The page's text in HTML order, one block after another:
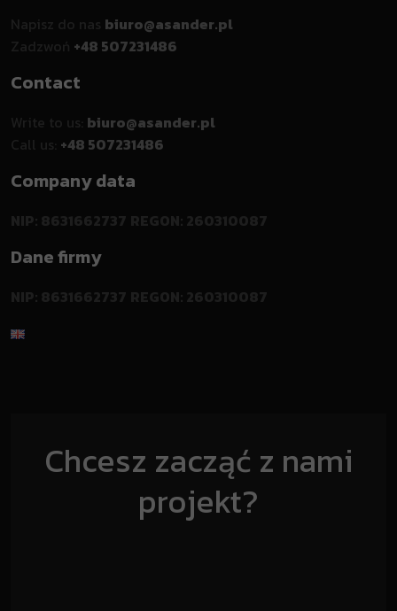
Napisz do nas
biuro@asander.pl
Zadzwoń
+48 507231486
Contact
Write to us:
biuro@asander.pl
Call us:
+48 507231486
Company data
NIP: 8631662737 REGON: 260310087
Dane firmy
NIP: 8631662737 REGON: 260310087
Chcesz zacząć z nami
projekt?